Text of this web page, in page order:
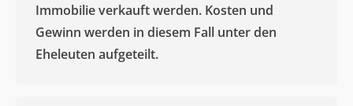
Immobilie verkauft werden. Kosten und
Gewinn werden in diesem Fall unter den
Eheleuten aufgeteilt.​